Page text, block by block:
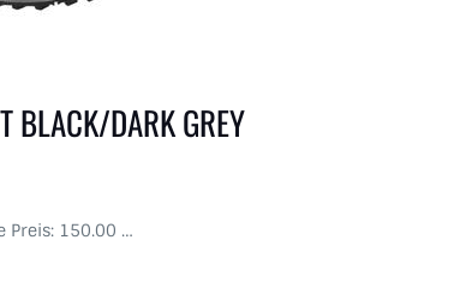
DARK GREY
Preis: 150.00 …